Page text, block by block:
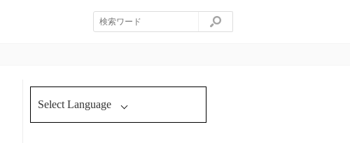
Select Language